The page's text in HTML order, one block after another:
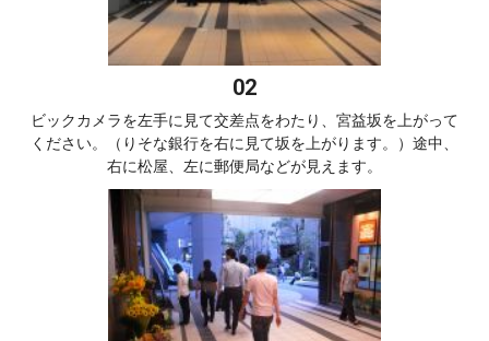
ビックカメラを左手に見て交差点をわたり、宮益坂を上がって
ください。（りそな銀行を右に見て坂を上がります。）途中、
右に松屋、左に郵便局などが見えます。